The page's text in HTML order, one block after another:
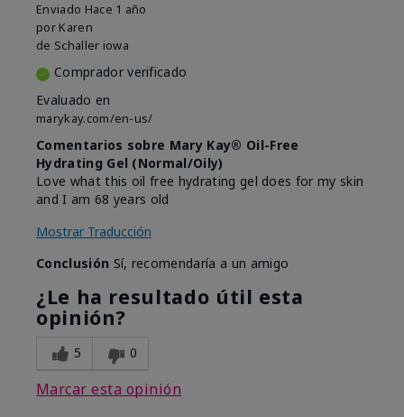
Enviado Hace 1 año
por Karen
de Schaller iowa
Comprador verificado
Evaluado en
marykay.com/en-us/
Comentarios sobre Mary Kay® Oil-Free
Hydrating Gel (Normal/Oily)
Love what this oil free hydrating gel does for my skin
and I am 68 years old
Mostrar Traducción
Conclusión Sí, recomendaría a un amigo
¿Le ha resultado útil esta
opinión?
5 0
Marcar esta opinión